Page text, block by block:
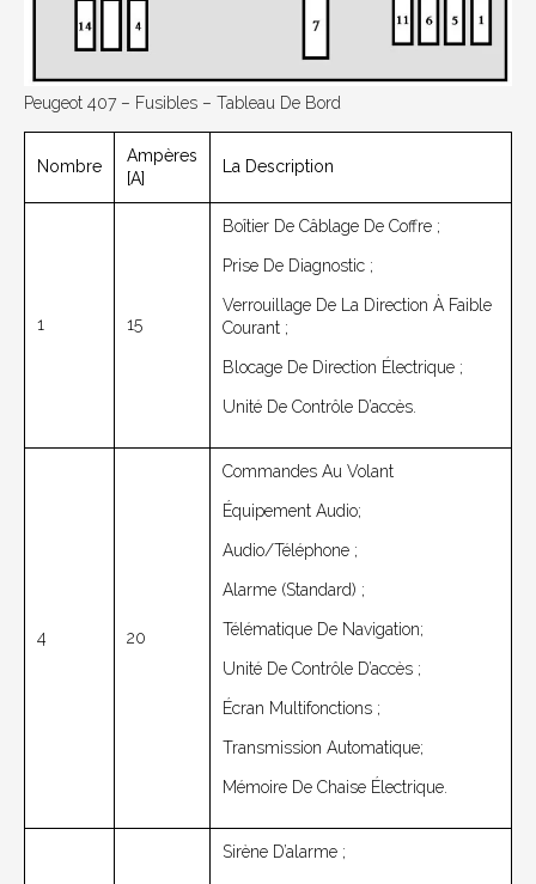
Peugeot 407 – Fusibles – Tableau De Bord
Nombre
Ampères
[A]
La Description
1 15
Boîtier De Câblage De Coffre ;
Prise De Diagnostic ;
Verrouillage De La Direction À Faible
Courant ;
Blocage De Direction Électrique ;
Unité De Contrôle D’accès.
4 20
Commandes Au Volant
Équipement Audio;
Audio/téléphone ;
Alarme (standard) ;
Télématique De Navigation;
Unité De Contrôle D’accès ;
Écran Multifonctions ;
Transmission Automatique;
Mémoire De Chaise Électrique.
Sirène D’alarme ;